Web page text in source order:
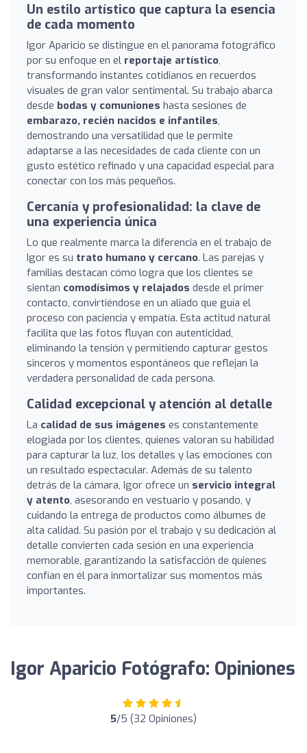
Un estilo artístico que captura la esencia
de cada momento
Igor Aparicio se distingue en el panorama fotográfico
por su enfoque en el reportaje artístico,
transformando instantes cotidianos en recuerdos
visuales de gran valor sentimental. Su trabajo abarca
desde bodas y comuniones hasta sesiones de
embarazo, recién nacidos e infantiles,
demostrando una versatilidad que le permite
adaptarse a las necesidades de cada cliente con un
gusto estético refinado y una capacidad especial para
conectar con los más pequeños.
Cercanía y profesionalidad: la clave de
una experiencia única
Lo que realmente marca la diferencia en el trabajo de
Igor es su trato humano y cercano. Las parejas y
familias destacan cómo logra que los clientes se
sientan comodísimos y relajados desde el primer
contacto, convirtiéndose en un aliado que guía el
proceso con paciencia y empatía. Esta actitud natural
facilita que las fotos fluyan con autenticidad,
eliminando la tensión y permitiendo capturar gestos
sinceros y momentos espontáneos que reflejan la
verdadera personalidad de cada persona.
Calidad excepcional y atención al detalle
La calidad de sus imágenes es constantemente
elogiada por los clientes, quienes valoran su habilidad
para capturar la luz, los detalles y las emociones con
un resultado espectacular. Además de su talento
detrás de la cámara, Igor ofrece un servicio integral
y atento, asesorando en vestuario y posando, y
cuidando la entrega de productos como álbumes de
alta calidad. Su pasión por el trabajo y su dedicación al
detalle convierten cada sesión en una experiencia
memorable, garantizando la satisfacción de quienes
confían en él para inmortalizar sus momentos más
importantes.
Igor Aparicio Fotógrafo: Opiniones
5/5 (32 Opiniones)